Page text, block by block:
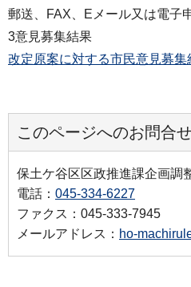
郵送、FAX、Eメール又は電子
3意見募集結果
改定原案に対する市民意見募集
このページへのお問合せ
保土ケ谷区区政推進課企画調
電話： 045-334-6227
ファクス：045-333-7945
メールアドレス： ho-